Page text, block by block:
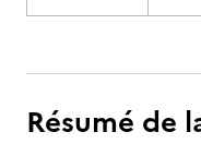
Résumé de